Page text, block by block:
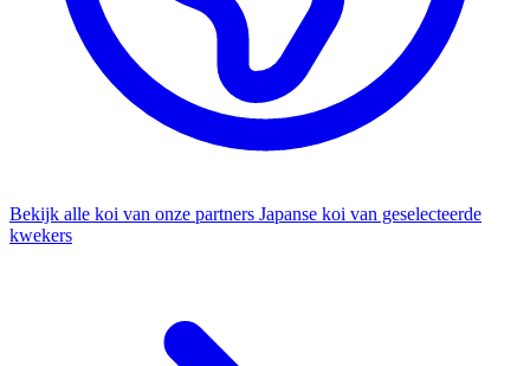
Bekijk alle koi van onze partners Japanse koi van geselecteerde
kwekers